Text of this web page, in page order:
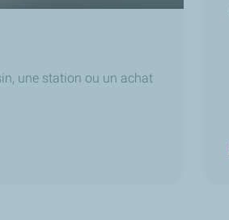
une station ou un achat